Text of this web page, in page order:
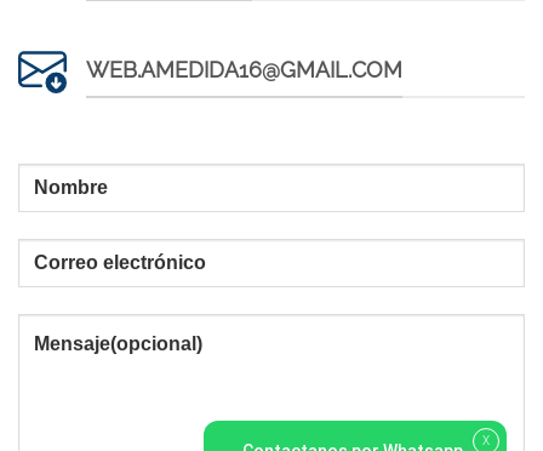
WEB.AMEDIDA16@GMAIL.COM
X